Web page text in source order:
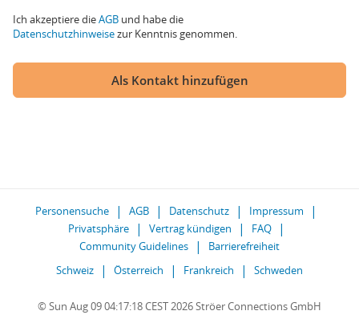
Ich akzeptiere dieAGB und habe die
Datenschutzhinweisezur Kenntnis genommen.
Als Kontakt hinzufügen
Personensuche AGB Datenschutz
Impressum
Privatsphäre
Vertrag kündigen
FAQ
Community Guidelines
Barrierefreiheit
Schweiz
Österreich Frankreich Schweden
© Sun Aug 09 04:17:18 CEST 2026 Ströer Connections GmbH